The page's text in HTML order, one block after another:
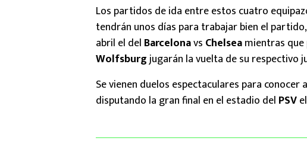
Los partidos de ida entre estos cuatro
tendrán unos días para trabajar bien el
abril el del Barcelonavs Chelseamientras
Wolfsburgjugarán la vuelta de su respectivo
Se vienen duelos espectaculares para
disputando la gran final en el estadio del PSV